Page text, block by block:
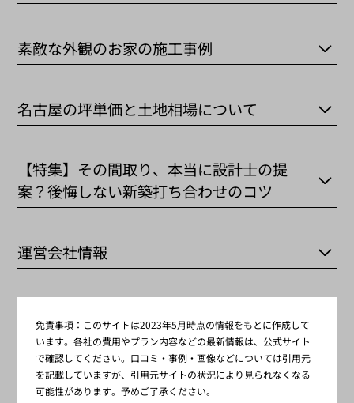
素敵な外観のお家の施工事例
名古屋の坪単価と土地相場について
【特集】その間取り、本当に設計士の提
案？後悔しない新築打ち合わせのコツ
運営会社情報
免責事項： このサイトは2023年5月時点の情報をもとに作成して
います。各社の費用やプラン内容などの最新情報は、公式サイト
で確認してください。口コミ・事例・画像などについては引用元
を記載していますが、引用元サイトの状況により見られなくなる
可能性があります。予めご了承ください。